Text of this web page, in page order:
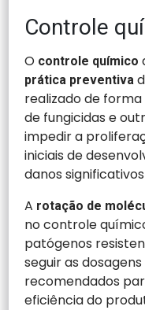
Controle
O controle químico
prática preventiva
realizado de forma
de fungicidas e
impedir a
iniciais de
danos
A rotação de
no controle
patógenos
seguir as
recomendados
eficiência do